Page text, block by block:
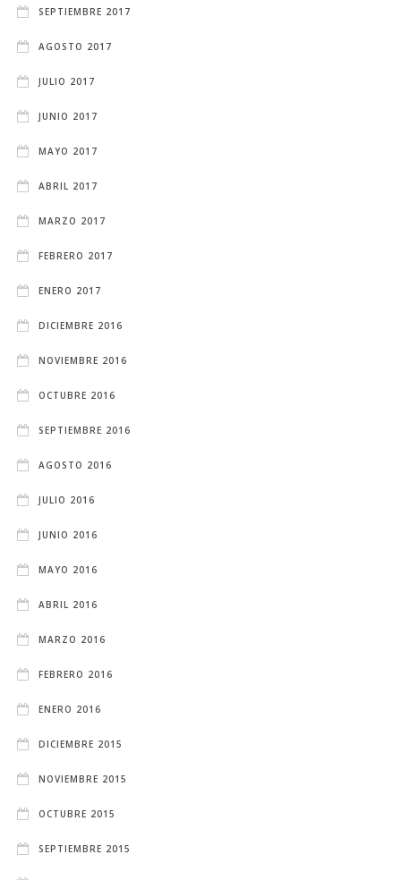
SEPTIEMBRE 2017
AGOSTO 2017
JULIO 2017
JUNIO 2017
MAYO 2017
ABRIL 2017
MARZO 2017
FEBRERO 2017
ENERO 2017
DICIEMBRE 2016
NOVIEMBRE 2016
OCTUBRE 2016
SEPTIEMBRE 2016
AGOSTO 2016
JULIO 2016
JUNIO 2016
MAYO 2016
ABRIL 2016
MARZO 2016
FEBRERO 2016
ENERO 2016
DICIEMBRE 2015
NOVIEMBRE 2015
OCTUBRE 2015
SEPTIEMBRE 2015